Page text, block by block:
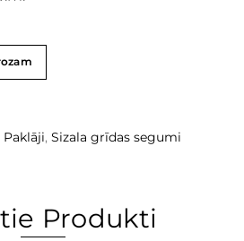
Paklāji,Sizala grīdas segumi
Produkti